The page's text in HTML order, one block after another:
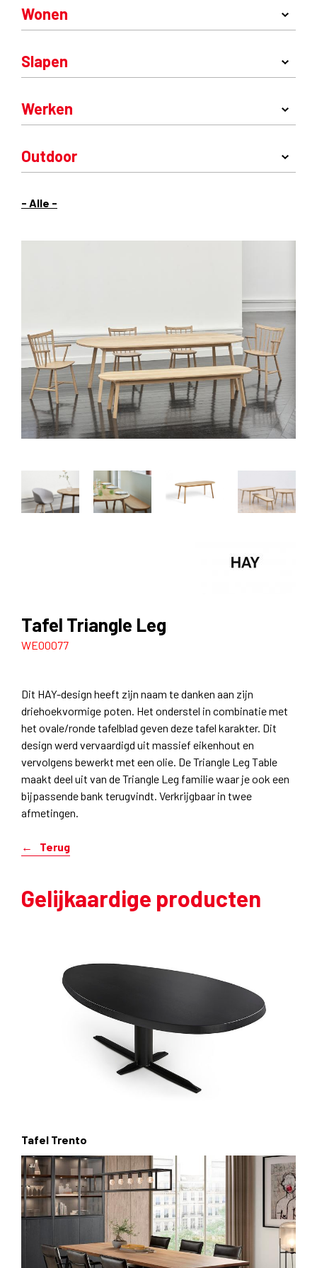
- Alle -
Wonen
Slapen
Werken
Outdoor
Tafel Triangle Leg
WE00077
Dit HAY-design heeft zijn naam te danken aan zijn
driehoekvormige poten. Het onderstel in combinatie met
het ovale/ronde tafelblad geven deze tafel karakter. Dit
design werd vervaardigd uit massief eikenhout en
vervolgens bewerkt met een olie. De Triangle Leg Table
maakt deel uit van de Triangle Leg familie waar je ook een
bijpassende bank terugvindt. Verkrijgbaar in twee
afmetingen.
Terug
Gelijkaardige producten
Tafel Trento